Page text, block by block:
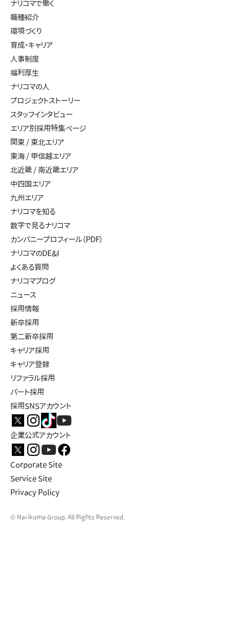
ナリコマで働く
職種紹介
環境づくり
育成・キャリア
人事制度
福利厚生
ナリコマの人
プロジェクトストーリー
スタッフインタビュー
エリア別採用特集ページ
関東 / 東北エリア
東海 / 甲信越エリア
北近畿 / 南近畿エリア
中四国エリア
九州エリア
ナリコマを知る
数字で見るナリコマ
カンパニープロフィール（PDF）
ナリコマのDE&I
よくある質問
ナリコマブログ
ニュース
採用情報
新卒採用
第二新卒採用
キャリア採用
キャリア登録
リファラル採用
パート採用
採用SNSアカウント
企業公式アカウント
Corporate Site
Service Site
Privacy Policy
© Narikoma Group. All Rights Reserved.